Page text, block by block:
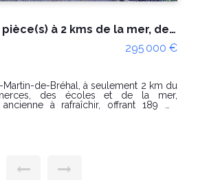
Maison Brehal 6 pièce(s) à 2 kms de la mer, des commerces et écoles.
seulement 2 km du
et de la mer,
offrant 189 m²
Maison
EN VENTE CHEZ
environ 500m
maison